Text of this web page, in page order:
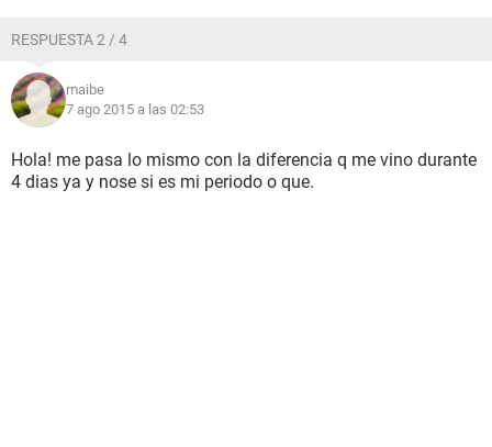
RESPUESTA 2 / 4
maibe
7 ago 2015 a las 02:53
Hola! me pasa lo mismo con la diferencia q me vino durante
4 dias ya y nose si es mi periodo o que.